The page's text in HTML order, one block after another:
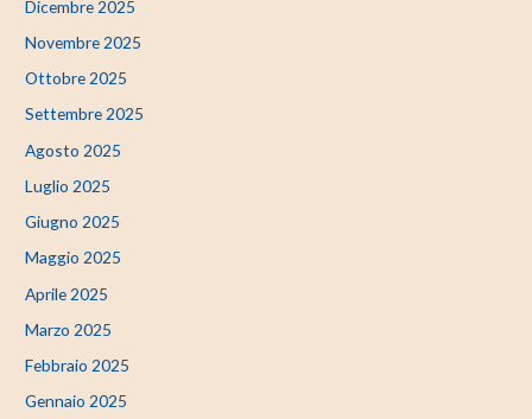
Dicembre 2025
Novembre 2025
Ottobre 2025
Settembre 2025
Agosto 2025
Luglio 2025
Giugno 2025
Maggio 2025
Aprile 2025
Marzo 2025
Febbraio 2025
Gennaio 2025